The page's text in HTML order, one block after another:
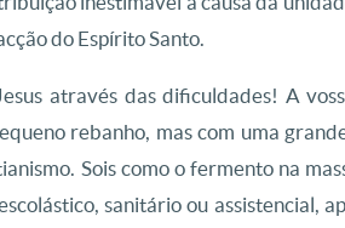
do Espírito Santo.
através das dificuldades! A
rebanho, mas com uma
Sois como o fermento na
sanitário ou assistencial,